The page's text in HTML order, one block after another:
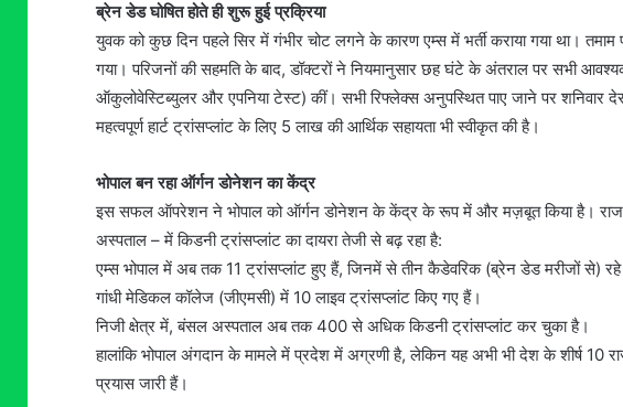
​ब्रेन डेड घोषित होते ही शुरू हुई प्रक्रिया
​युवक को कुछ दिन पहले सिर में गंभीर चोट लगने के कारण एम्स में भर्ती कराया गया था। तमाम
गया। परिजनों की सहमति के बाद, डॉक्टरों ने नियमानुसार छह घंटे के अंतराल पर सभी
ऑकुलोवेस्टिब्युलर और एपनिया टेस्ट) कीं। सभी रिफ्लेक्स अनुपस्थित पाए जाने पर शनिवार
महत्वपूर्ण हार्ट ट्रांसप्लांट के लिए 5 लाख की आर्थिक सहायता भी स्वीकृत की है।
भोपाल बन रहा ऑर्गन डोनेशन का केंद्र
​इस सफल ऑपरेशन ने भोपाल को ऑर्गन डोनेशन के केंद्र के रूप में और मज़बूत किया है।
अस्पताल – में किडनी ट्रांसप्लांट का दायरा तेजी से बढ़ रहा है:
​एम्स भोपाल में अब तक 11 ट्रांसप्लांट हुए हैं, जिनमें से तीन कैडेवरिक (ब्रेन डेड मरीजों से)
​गांधी मेडिकल कॉलेज (जीएमसी) में 10 लाइव ट्रांसप्लांट किए गए हैं।
​निजी क्षेत्र में, बंसल अस्पताल अब तक 400 से अधिक किडनी ट्रांसप्लांट कर चुका है।
​हालांकि भोपाल अंगदान के मामले में प्रदेश में अग्रणी है, लेकिन यह अभी भी देश के शीर्ष 10
प्रयास जारी हैं।